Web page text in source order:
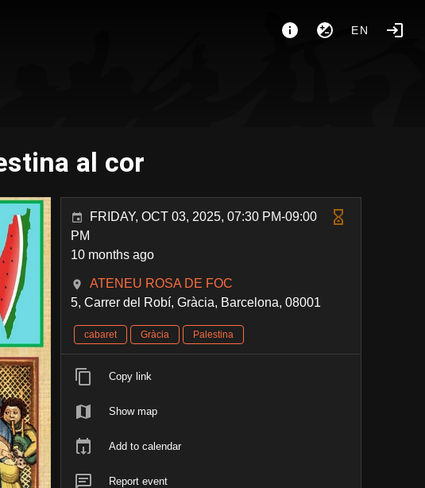
EN
al cor
FRIDAY, OCT 03, 2025, 07:30 PM-09:00
PM
10 months ago
ATENEU ROSA DE FOC
5, Carrer del Robí, Gràcia, Barcelona, 08001
cabaret Gràcia Palestina
Copy link
Show map
Add to calendar
Report event